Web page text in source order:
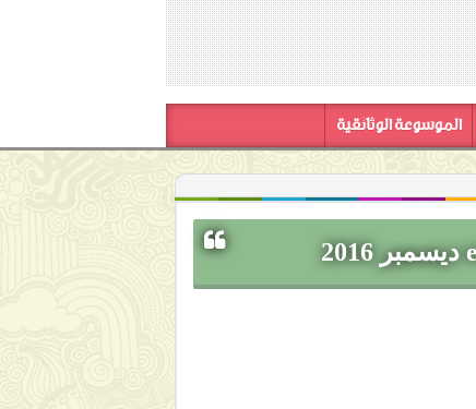
الموسوعة الوثائقية